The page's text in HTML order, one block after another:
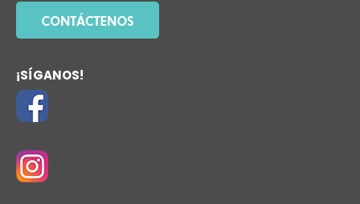
¡SÍGANOS!